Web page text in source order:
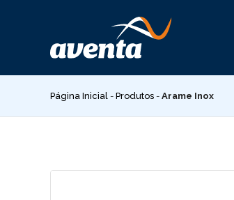
conteúdo
Página Inicial - Produtos - Arame Inox